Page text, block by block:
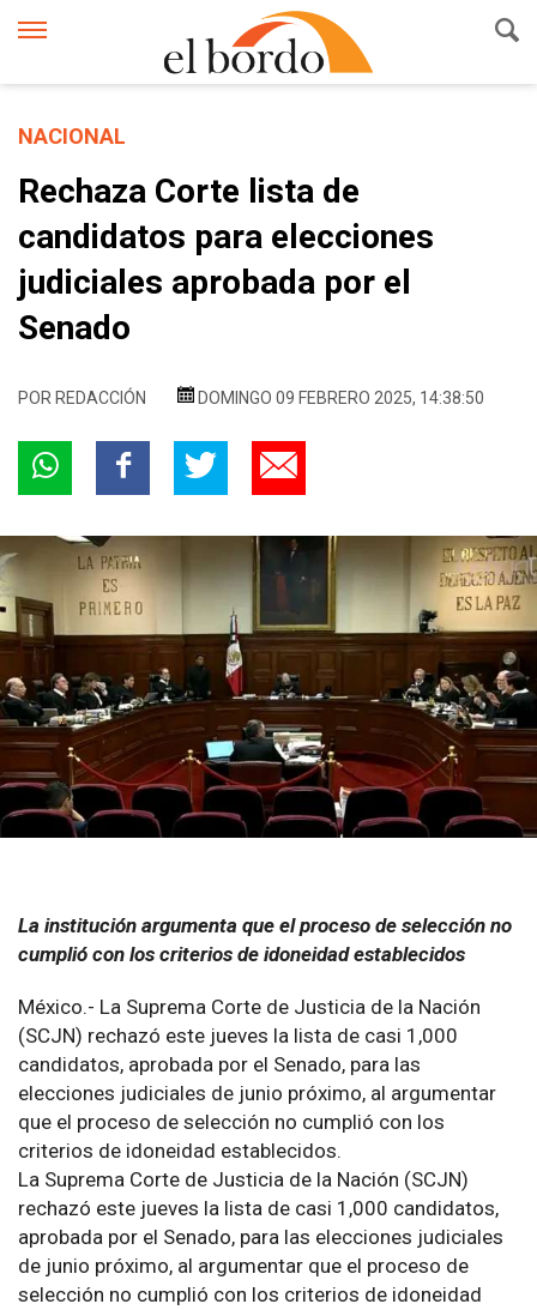
NACIONAL
Rechaza Corte lista de
candidatos para elecciones
judiciales aprobada por el
Senado
POR REDACCIÓN DOMINGO 09 FEBRERO 2025, 14:38:50
La institución argumenta que el proceso de selección no
cumplió con los criterios de idoneidad establecidos
México.- La Suprema Corte de Justicia de la Nación
(SCJN) rechazó este jueves la lista de casi 1,000
candidatos, aprobada por el Senado, para las
elecciones judiciales de junio próximo, al argumentar
que el proceso de selección no cumplió con los
criterios de idoneidad establecidos.
La Suprema Corte de Justicia de la Nación (SCJN)
rechazó este jueves la lista de casi 1,000 candidatos,
aprobada por el Senado, para las elecciones judiciales
de junio próximo, al argumentar que el proceso de
selección no cumplió con los criterios de idoneidad